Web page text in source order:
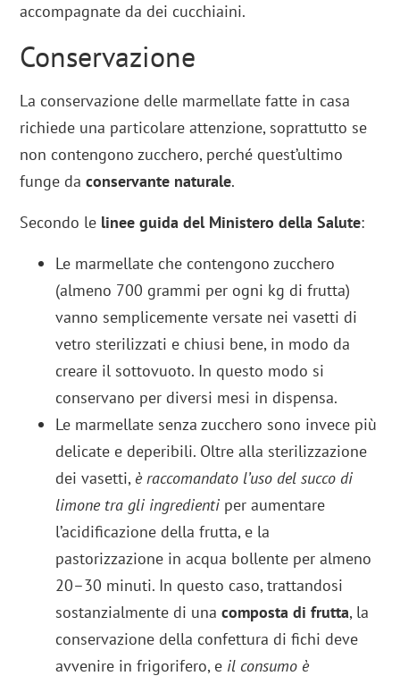
accompagnate da dei cucchiaini.
Conservazione
La conservazione delle marmellate fatte in casa
richiede una particolare attenzione, soprattutto se
non contengono zucchero, perché quest’ultimo
funge daconservante naturale.
Secondo le linee guida del Ministero della Salute:
Le marmellate che contengono zucchero
(almeno 700 grammi per ogni kg di frutta)
vanno semplicemente versate nei vasetti di
vetro sterilizzati e chiusi bene, in modo da
creare il sottovuoto. In questo modo si
conservano per diversi mesi in dispensa.
Le marmellate senza zucchero sono invece più
delicate e deperibili. Oltre alla sterilizzazione
dei vasetti, è raccomandato l’uso del succo di
limone tra gli ingredienti per aumentare
l’acidificazione della frutta, e la
pastorizzazione in acqua bollente per almeno
20–30 minuti. In questo caso, trattandosi
sostanzialmente di unacomposta di frutta, la
conservazione della confettura di fichi deve
avvenire in frigorifero, e il consumo è